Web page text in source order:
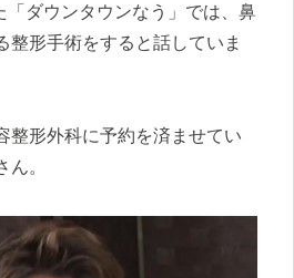
「ダウンタウンなう」では、鼻
整形手術をすると話していま
整形外科に予約を済ませてい
ん。